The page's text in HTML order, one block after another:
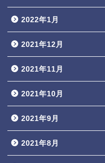
2022年1月
2021年12月
2021年11月
2021年10月
2021年9月
2021年8月